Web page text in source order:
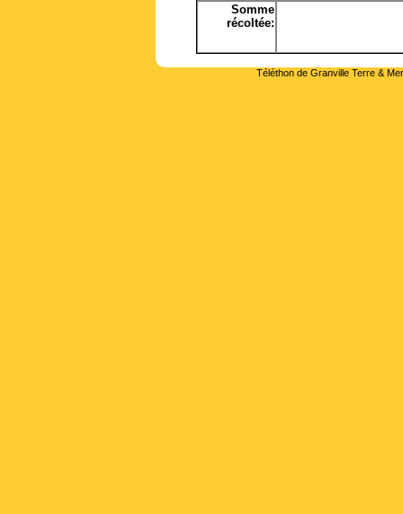
Somme
récoltée:
Téléthon de Granville Terre &